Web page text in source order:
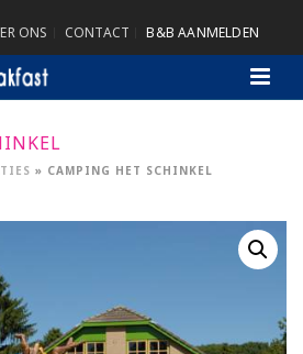
ONS CONTACT B&B AANMELDEN
» CAMPING HET SCHINKEL